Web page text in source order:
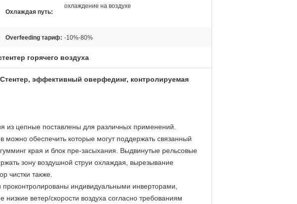
Охлаждая путь:
охлаждение на воздухе
Overfeeding тариф: -10%-80%
горячего воздуха
эффективный оверфединг, контролируемая
из цепные поставлены для различных применений.
можно обеспечить которые могут поддержать связанный
края и блок пре-засыхания. Выдвинутые рельсовые
зону воздушной струи охлаждая, вырезывание
чистки также.
индивидуальными инверторами,
низкие ветер/скорости воздуха согласно требованиям